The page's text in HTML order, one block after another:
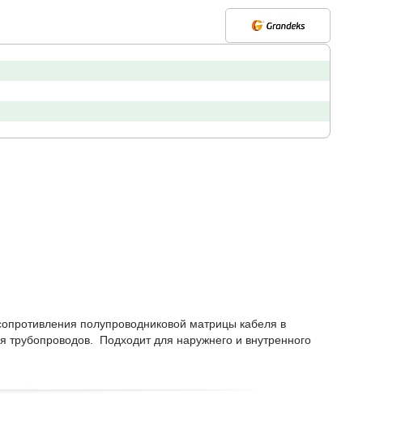
полупроводниковой матрицы кабеля в
Подходит для наружнего и внутренного